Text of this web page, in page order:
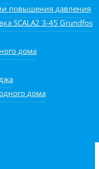
повышения давления
SCALA2 3-45 Grundfos
дома
дома